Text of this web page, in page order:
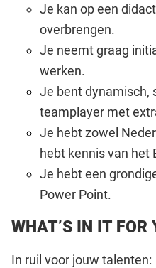
Je kan op een
overbrengen.
Je neemt graag
werken.
Je bent dynamisch,
teamplayer met
Je hebt zowel
hebt kennis van het
Je hebt een
Power Point.
WHAT’S IN IT FOR
In ruil voor jouw talenten: